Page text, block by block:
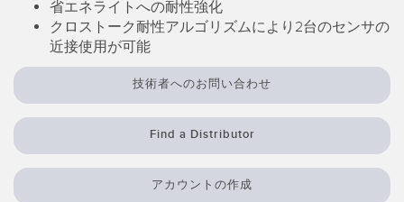
ACCESSORIES
付属品
コードセット
ソフトウェア
省エネライトへの耐性強化
クロストーク耐性アルゴリズムにより2台のセンサの
近接使用が可能
技術者へのお問い合わせ
Find a Distributor
アカウントの作成